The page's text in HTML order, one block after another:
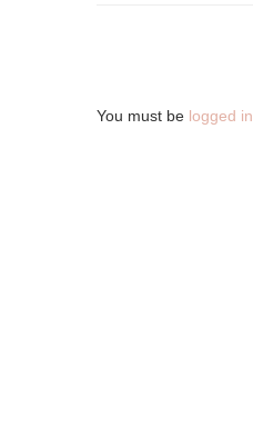
You must be logged in